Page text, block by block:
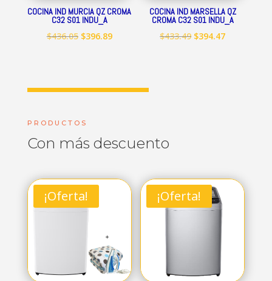
COCINA IND MURCIA QZ CROMA
C32 S01 INDU_A
$436.05 El
$396.89El
COCINA IND MARSELLA QZ
CROMA C32 S01 INDU_A
$433.49 El
$394.47El
PRODUCTOS
Con más descuento
¡Oferta! ¡Oferta!